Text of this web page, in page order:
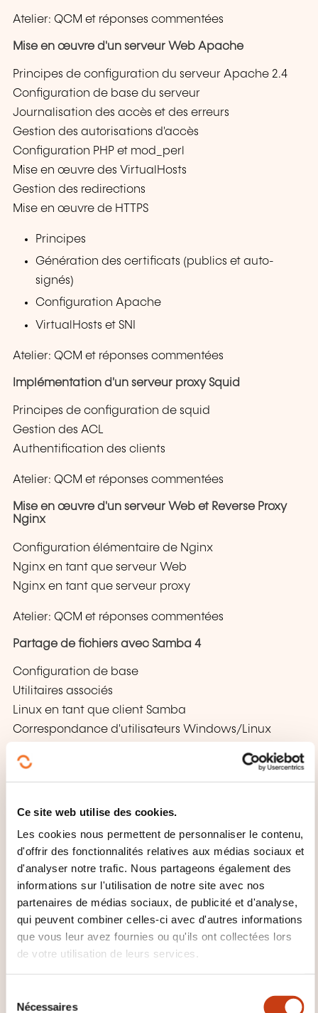
Ce site web utilise des cookies.
Les cookies nous permettent de personnaliser le contenu,
d'offrir des fonctionnalités relatives aux médias sociaux et
d'analyser notre trafic. Nous partageons également des
informations sur l'utilisation de notre site avec nos
partenaires de médias sociaux, de publicité et d'analyse,
qui peuvent combiner celles-ci avec d'autres informations
que vous leur avez fournies ou qu'ils ont collectées lors
de votre utilisation de leurs services.
Nécessaires
Atelier: QCM et réponses commentées
Mise en œuvre d'un serveur Web Apache
Principes de configuration du serveur Apache 2.4
Configuration de base du serveur
Journalisation des accès et des erreurs
Gestion des autorisations d'accès
Configuration PHP et mod_perl
Mise en œuvre des VirtualHosts
Gestion des redirections
Mise en œuvre de HTTPS
Principes
Génération des certificats (publics et auto-
signés)
Configuration Apache
VirtualHosts et SNI
Atelier: QCM et réponses commentées
Implémentation d'un serveur proxy Squid
Principes de configuration de squid
Gestion des ACL
Authentification des clients
Atelier: QCM et réponses commentées
Mise en œuvre d'un serveur Web et Reverse Proxy
Nginx
Configuration élémentaire de Nginx
Nginx en tant que serveur Web
Nginx en tant que serveur proxy
Atelier: QCM et réponses commentées
Partage de fichiers avec Samba 4
Configuration de base
Utilitaires associés
Linux en tant que client Samba
Correspondance d'utilisateurs Windows/Linux
Atelier: QCM et réponses commentées
Partage de fichiers NFS 3
Mise en œuvre d'un partage de fichiers NFS
Utilitaires NFS
ACL NFS
Configuration des clients
Sécurisation du serveur avec TCP Wrappers
Présentation de NFSv4
Atelier: QCM et réponses commentées